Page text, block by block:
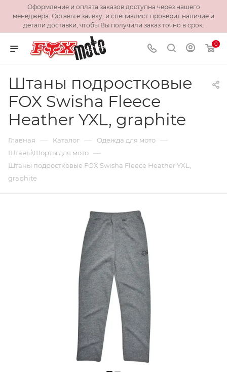
Оформление и оплата заказов доступна через нашего
менеджера. Оставьте заявку, и специалист проверит наличие и
детали доставки, чтобы Вы получили заказ точно в срок.
0
Штаны подростковые
FOX Swisha Fleece
Heather YXL, graphite
Главная — Каталог — Одежда для мото —
Штаны\Шорты для мото —
Штаны подростковые FOX Swisha Fleece Heather YXL,
graphite